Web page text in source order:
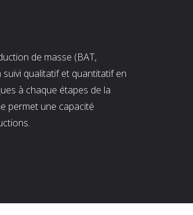
de masse (BAT,
qualitatif et quantitatif en
à chaque étapes de la
permet une capacité